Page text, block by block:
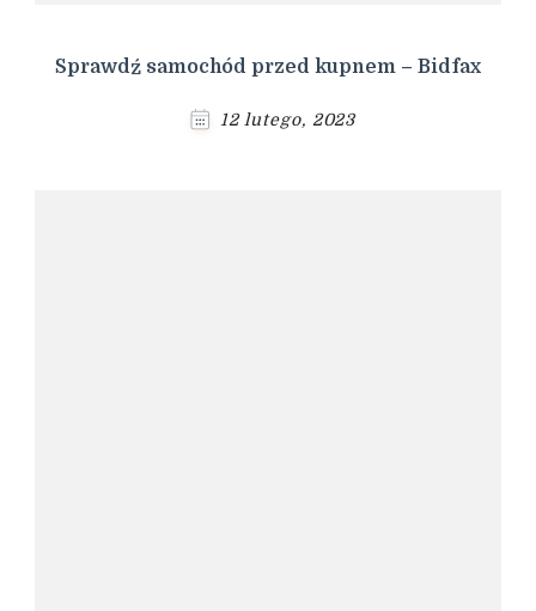
Sprawdź samochód przed kupnem – Bidfax
12 lutego, 2023